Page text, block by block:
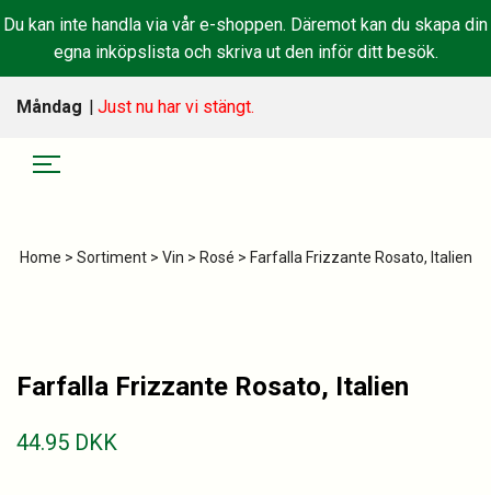
Du kan inte handla via vår e-shoppen. Däremot kan du skapa din
egna inköpslista och skriva ut den inför ditt besök.
Måndag | Just nu har vi stängt.
Home > Sortiment> Vin > Rosé > Farfalla Frizzante Rosato, Italien
Farfalla Frizzante Rosato, Italien
44.95 DKK